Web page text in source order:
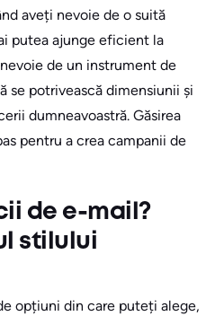
aveți nevoie de o suită
putea ajunge eficient la
de un instrument de
se potrivească dimensiunii și
dumneavoastră. Găsirea
pentru a crea campanii de
de e-mail?
stilului
opțiuni din care puteți alege,